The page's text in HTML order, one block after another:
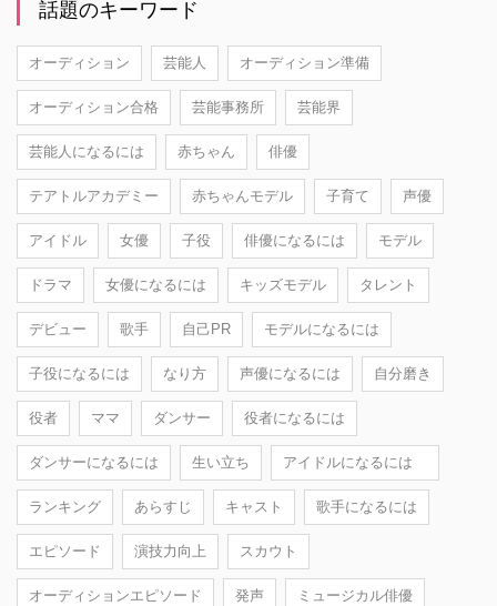
話題のキーワード
オーディション 芸能人 オーディション準備
オーディション合格 芸能事務所 芸能界
芸能人になるには 赤ちゃん 俳優
テアトルアカデミー 赤ちゃんモデル 子育て 声優
アイドル 女優 子役 俳優になるには モデル
ドラマ 女優になるには キッズモデル タレント
デビュー 歌手 自己PR モデルになるには
子役になるには なり方 声優になるには 自分磨き
役者 ママ ダンサー 役者になるには
ダンサーになるには 生い立ち アイドルになるには
ランキング あらすじ キャスト 歌手になるには
エピソード 演技力向上 スカウト
オーディションエピソード 発声 ミュージカル俳優